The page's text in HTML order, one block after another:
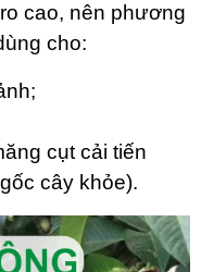
cao, nên phương
cho:
cụt cải tiến
cây khỏe).